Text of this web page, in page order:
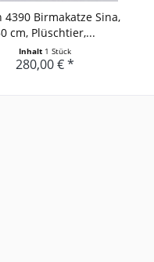
4390 Birmakatze Sina,
cm, Plüschtier,...
Inhalt 1 Stück
280,00 € *